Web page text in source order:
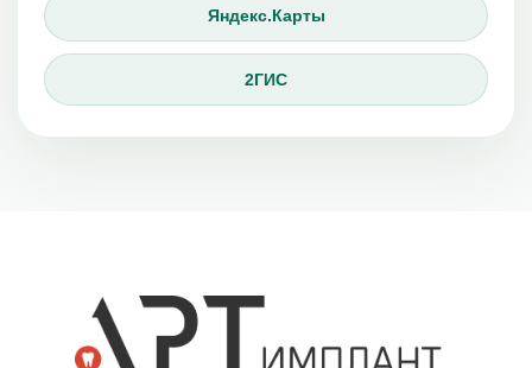
Яндекс.Карты
2ГИС